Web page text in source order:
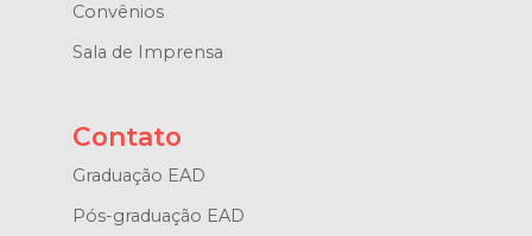
Convênios
Sala de Imprensa
Contato
Graduação EAD
Pós-graduação EAD